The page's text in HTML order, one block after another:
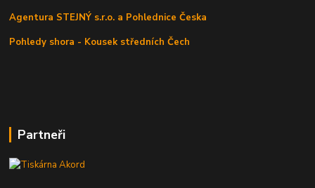
Agentura STEJNÝ s.r.o. a Pohlednice Česka
Pohledy shora - Kousek středních Čech
Partneři